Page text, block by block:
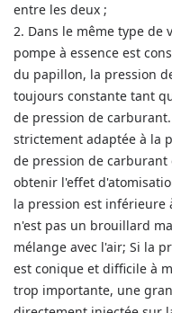
entre les deux ;
2. Dans le même type de
pompe à essence est
du papillon, la pression
toujours constante tant
de pression de carburant.
strictement adaptée à la
de pression de carburant
obtenir l'effet
la pression est inférieure
n'est pas un brouillard
mélange avec l'air; Si la
est conique et difficile à
trop importante, une